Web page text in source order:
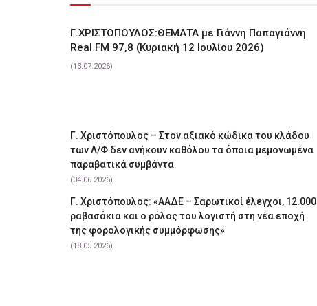
Γ.ΧΡΙΣΤΟΠΟΥΛΟΣ:ΘΕΜΑΤΑ με Γιάννη Παπαγιάννη
Real FM 97,8 (Κυριακή 12 Ιουλίου 2026)
(13.07.2026)
Γ. Χριστόπουλος – Στον αξιακό κώδικα του κλάδου
των Λ/Φ δεν ανήκουν καθόλου τα όποια μεμονωμένα
παραβατικά συμβάντα
(04.06.2026)
Γ. Χριστόπουλος: «ΑΑΔΕ – Σαρωτικοί έλεγχοι, 12.000
ραβασάκια και ο ρόλος του λογιστή στη νέα εποχή
της φορολογικής συμμόρφωσης»
(18.05.2026)